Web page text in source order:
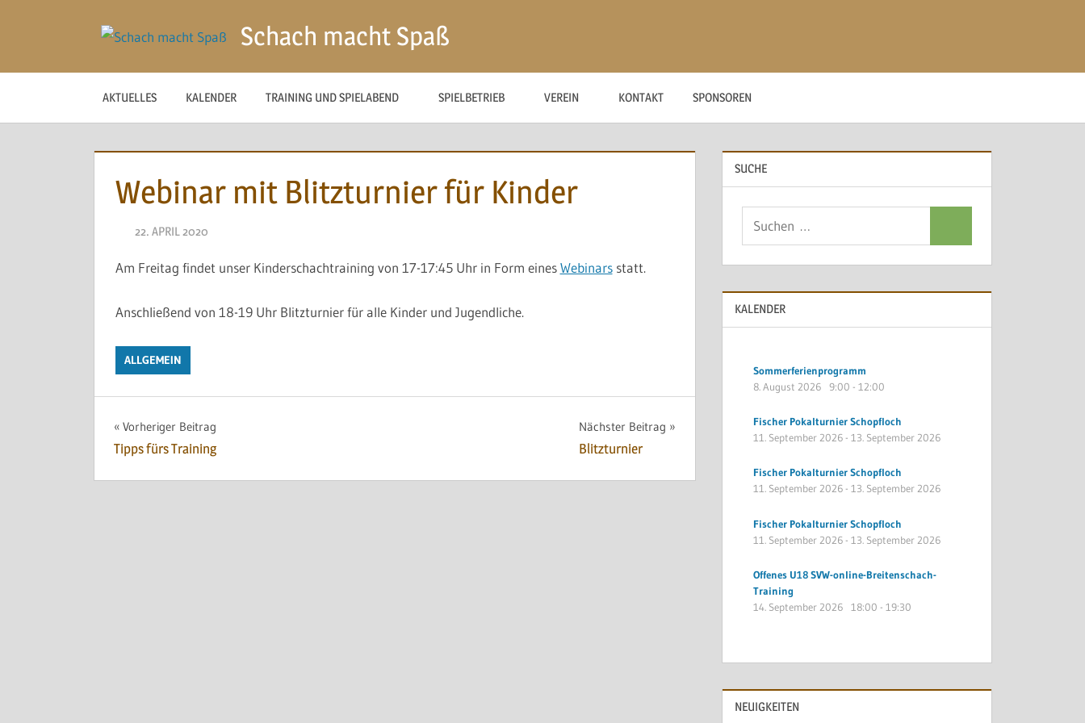
Schach macht Spaß
AKTUELLES KALENDER TRAINING UND SPIELABEND SPIELBETRIEB VEREIN KONTAKT SPONSOREN
Webinar mit Blitzturnier für Kinder
22. APRIL 2020
Am Freitag findet unser Kinderschachtraining von 17-17:45 Uhr in Form einesWebinarsstatt.
Anschließend von 18-19 Uhr Blitzturnier für alle Kinder und Jugendliche.
ALLGEMEIN
Beitragsnavigation
Vorheriger Beitrag
Tipps fürs Training
Nächster Beitrag
Blitzturnier
SUCHE
KALENDER
Sommerferienprogramm
8. August 2026
9:00 -12:00
Fischer Pokalturnier Schopfloch
11. September 2026-13. September 2026
Fischer Pokalturnier Schopfloch
11. September 2026-13. September 2026
Fischer Pokalturnier Schopfloch
11. September 2026-13. September 2026
Offenes U18 SVW-online-Breitenschach-
Training
14. September 2026
18:00 -19:30
NEUIGKEITEN